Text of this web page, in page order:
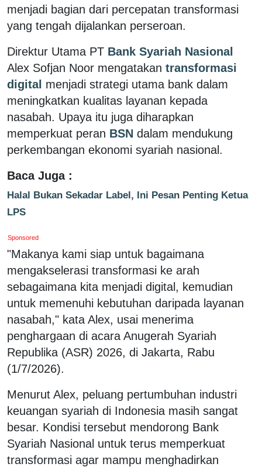
menjadi bagian dari percepatan transformasi
yang tengah dijalankan perseroan.
Direktur Utama PT Bank Syariah Nasional
Alex Sofjan Noor mengatakan transformasi
digital menjadi strategi utama bank dalam
meningkatkan kualitas layanan kepada
nasabah. Upaya itu juga diharapkan
memperkuat peran BSN dalam mendukung
perkembangan ekonomi syariah nasional.
Baca Juga :
Halal Bukan Sekadar Label, Ini Pesan Penting Ketua
LPS
Sponsored
"Makanya kami siap untuk bagaimana
mengakselerasi transformasi ke arah
sebagaimana kita menjadi digital, kemudian
untuk memenuhi kebutuhan daripada layanan
nasabah," kata Alex, usai menerima
penghargaan di acara Anugerah Syariah
Republika (ASR) 2026, di Jakarta, Rabu
(1/7/2026).
Menurut Alex, peluang pertumbuhan industri
keuangan syariah di Indonesia masih sangat
besar. Kondisi tersebut mendorong Bank
Syariah Nasional untuk terus memperkuat
transformasi agar mampu menghadirkan